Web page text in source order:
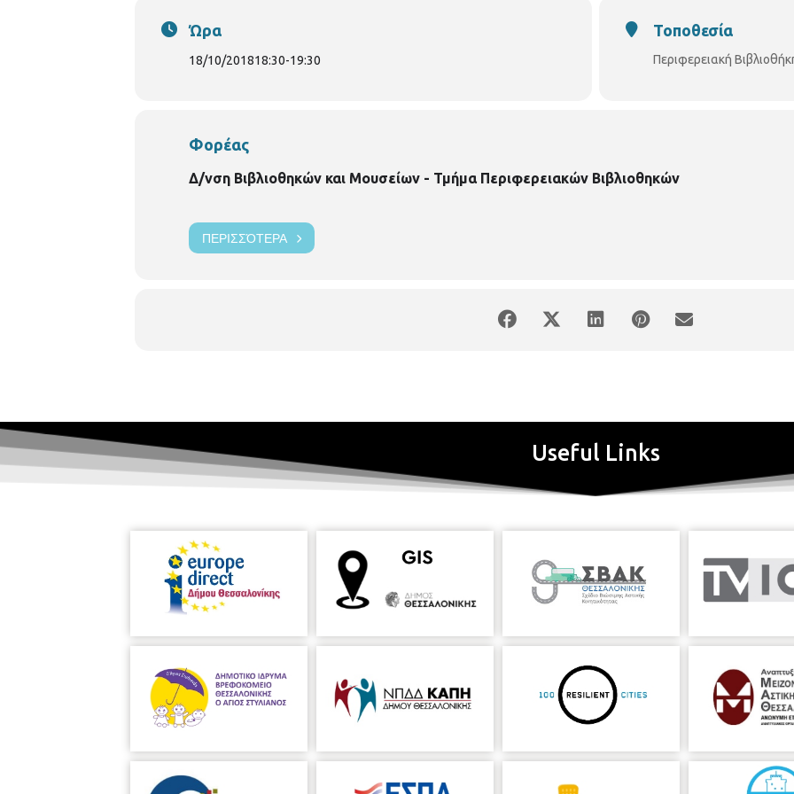
Ώρα
18/10/201818:30-19:30
Τοποθεσία
Περιφερειακή
Φορέας
Δ/νση Βιβλιοθηκών και Μουσείων - Τμήμα Περιφερειακών Βιβλιοθηκών
ΠΕΡΙΣΣΌΤΕΡΑ
Useful Links